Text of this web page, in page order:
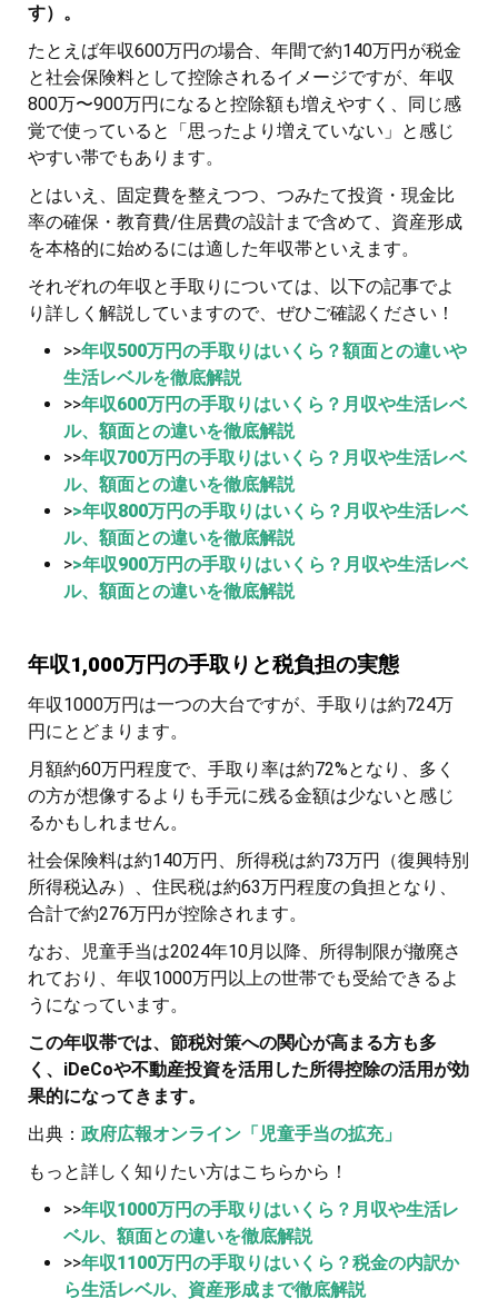
す）。
たとえば年収600万円の場合、年間で約140万円が税金
と社会保険料として控除されるイメージですが、年収
800万〜900万円になると控除額も増えやすく、同じ感
覚で使っていると「思ったより増えていない」と感じ
やすい帯でもあります。
とはいえ、固定費を整えつつ、つみたて投資・現金比
率の確保・教育費/住居費の設計まで含めて、資産形成
を本格的に始めるには適した年収帯といえます。
それぞれの年収と手取りについては、以下の記事でよ
り詳しく解説していますので、ぜひご確認ください！
>>年収500万円の手取りはいくら？額面との違いや
生活レベルを徹底解説
>>年収600万円の手取りはいくら？月収や生活レベ
ル、額面との違いを徹底解説
>>年収700万円の手取りはいくら？月収や生活レベ
ル、額面との違いを徹底解説
>>年収800万円の手取りはいくら？月収や生活レベ
ル、額面との違いを徹底解説
>>年収900万円の手取りはいくら？月収や生活レベ
ル、額面との違いを徹底解説
年収1,000万円の手取りと税負担の実態
年収1000万円は一つの大台ですが、手取りは約724万
円にとどまります。
月額約60万円程度で、手取り率は約72%となり、多く
の方が想像するよりも手元に残る金額は少ないと感じ
るかもしれません。
社会保険料は約140万円、所得税は約73万円（復興特別
所得税込み）、住民税は約63万円程度の負担となり、
合計で約276万円が控除されます。
なお、児童手当は2024年10月以降、所得制限が撤廃さ
れており、年収1000万円以上の世帯でも受給できるよ
うになっています。
この年収帯では、節税対策への関心が高まる方も多
く、iDeCoや不動産投資を活用した所得控除の活用が効
果的になってきます。
出典： 政府広報オンライン「児童手当の拡充」
もっと詳しく知りたい方はこちらから！
>>年収1000万円の手取りはいくら？月収や生活レ
ベル、額面との違いを徹底解説
>>年収1100万円の手取りはいくら？税金の内訳か
ら生活レベル、資産形成まで徹底解説